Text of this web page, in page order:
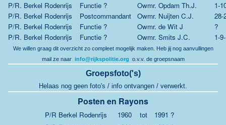
P/R. Berkel Rodenrijs
Functie ? Owmr. Opdam Th.J.
1-
P/R. Berkel Rodenrijs
Postcommandant Owmr. Nuijten C.J.
28-
P/R. Berkel Rodenrijs
Functie ? Owmr. de Wit J
?
P/R. Berkel Rodenrijs
Functie ? Owmr. Smits J.C. 1-
We willen graag dit overzicht zo compleet mogelijk maken. Heb jij nog aanvullingen
mail ze naar info@rijkspolitie.org o.v.v. de groepsnaam
Groepsfoto('s)
Helaas nog geen foto's / info ontvangen / verwerkt.
Posten en Rayons
P/R Berkel Rodenrijs 1960 tot
1991 ?